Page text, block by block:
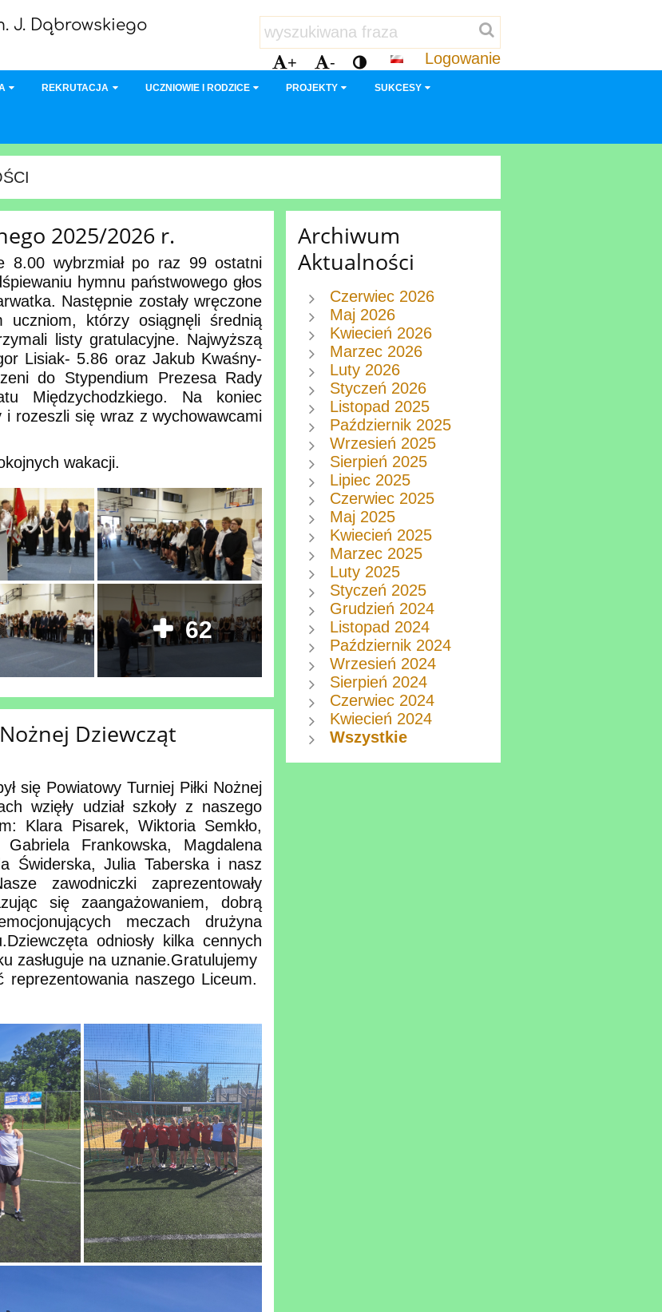
J. Dąbrowskiego
+ - Logowanie
REKRUTACJA UCZNIOWIE I RODZICE PROJEKTY SUKCESY
2025/2026 r.
wybrzmiał po raz 99 ostatni
hymnu państwowego głos
Następnie zostały wręczone
uczniom, którzy osiągnęli średnią
listy gratulacyjne. Najwyższą
Lisiak- 5.86 oraz Jakub Kwaśny-
do Stypendium Prezesa Rady
Międzychodzkiego. Na koniec
rozeszli się wraz z wychowawcami
wakacji.
62
Dziewcząt
się Powiatowy Turniej Piłki Nożnej
wzięły udział szkoły z naszego
Klara Pisarek, Wiktoria Semkło,
Frankowska, Magdalena
Świderska, Julia Taberska i nasz
zawodniczki zaprezentowały
się zaangażowaniem, dobrą
meczach drużyna
Dziewczęta odniosły kilka cennych
zasługuje na uznanie.Gratulujemy
naszego Liceum.
Archiwum
Aktualności
Czerwiec 2026
Maj 2026
Kwiecień 2026
Marzec 2026
Luty 2026
Styczeń 2026
Listopad 2025
Październik 2025
Wrzesień 2025
Sierpień 2025
Lipiec 2025
Czerwiec 2025
Maj 2025
Kwiecień 2025
Marzec 2025
Luty 2025
Styczeń 2025
Grudzień 2024
Listopad 2024
Październik 2024
Wrzesień 2024
Sierpień 2024
Czerwiec 2024
Kwiecień 2024
Wszystkie